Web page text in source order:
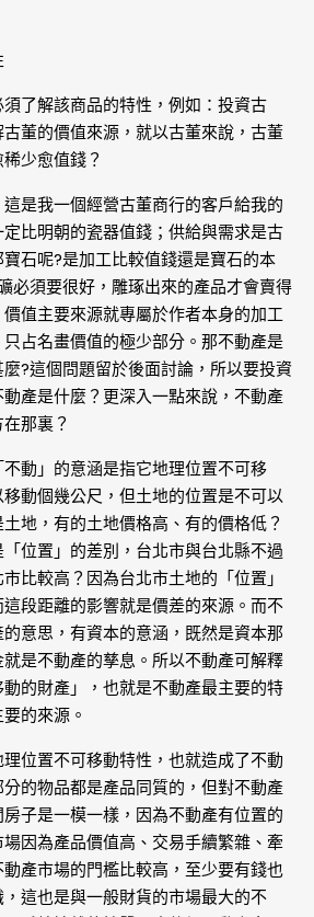
了解該商品的特性，例如：投資古
董的價值來源，就以古董來說，古董
少愈值錢？
是我一個經營古董商行的客戶給我的
比明朝的瓷器值錢；供給與需求是古
石呢?是加工比較值錢還是寶石的本
必須要很好，雕琢出來的產品才會賣得
值主要來源就專屬於作者本身的加工
占名畫價值的極少部分。那不動產是
?這個問題留於後面討論，所以要投資
產是什麼？更深入一點來說，不動產
那裏？
動」的意涵是指它地理位置不可移
動個幾公尺，但土地的位置是不可以
地，有的土地價格高、有的價格低？
位置」的差別，台北市與台北縣不過
比較高？因為台北市土地的「位置」
段距離的影響就是價差的來源。而不
意思，有資本的意涵，既然是資本那
是不動產的孳息。所以不動產可解釋
的財產」，也就是不動產最主要的特
的來源。
位置不可移動特性，也就造成了不動
的物品都是產品同質的，但對不動產
子是一模一樣，因為不動產有位置的
因為產品價值高、交易手續繁雜、牽
產市場的門檻比較高，至少要有錢也
這也是與一般財貨的市場最大的不